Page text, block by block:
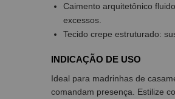
Caimento arquitetônico
excessos.
Tecido crepe estruturado:
INDICAÇÃO DE USO
Ideal para madrinhas de
comandam presença. Estilize